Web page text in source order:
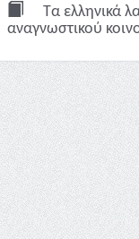
Τα ελληνικά
αναγνωστικού